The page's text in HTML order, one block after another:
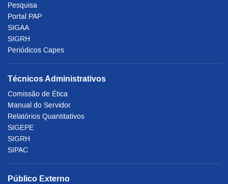
Pesquisa
Portal PAP
SIGAA
SIGRH
Periódicos Capes
Técnicos Administrativos
Comissão de Ética
Manual do Servidor
Relatórios Quantitativos
SIGEPE
SIGRH
SIPAC
Público Externo